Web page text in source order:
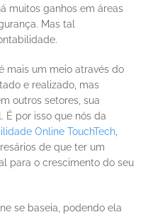
muitos ganhos em áreas
Mas tal
mais um meio através do
e realizado, mas
outros setores, sua
É por isso que nós da
Online TouchTech
de que ter um
para o crescimento do seu
se baseia, podendo ela